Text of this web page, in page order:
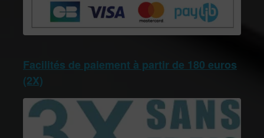
Facilités de paiement à partir de 180 euros
(2X)